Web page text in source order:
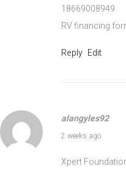
ב
ח
18669008949
RV financing
Reply Edit
alangyles92
2 weeks agoJuly 15,
Xpert